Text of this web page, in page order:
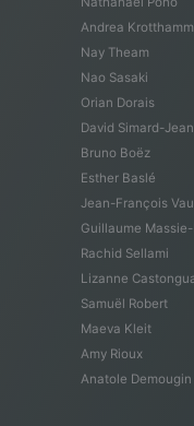
Andrea
Nay Theam
Nao Sasaki
Orian Dorais
David Simard-Jean
Bruno Boëz
Esther Baslé
Jean-François
Guillaume
Rachid Sellami
Lizanne
Samuël Robert
Maeva Kleit
Amy Rioux
Anatole Demougin